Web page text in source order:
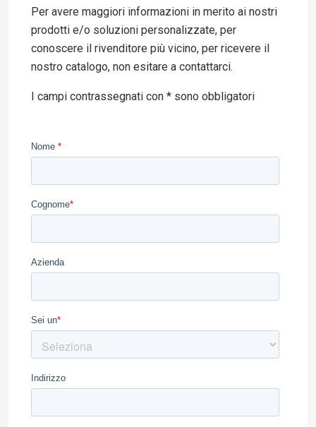
Per avere maggiori informazioni in merito ai nostri
prodotti e/o soluzioni personalizzate, per
conoscere il rivenditore più vicino, per ricevere il
nostro catalogo, non esitare a contattarci.
I campi contrassegnati con * sono obbligatori